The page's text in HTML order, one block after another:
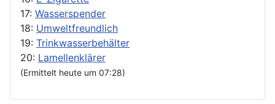
17: Wasserspender
18: Umweltfreundlich
19: Trinkwasserbehälter
20: Lamellenklärer
(Ermittelt heute um 07:28)